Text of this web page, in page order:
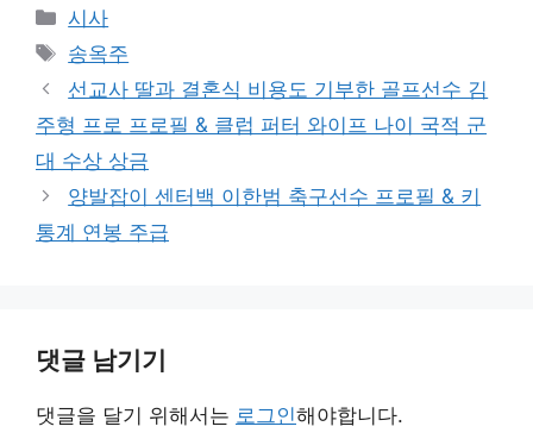
카
테
리
시사
태
그
송옥주
선교사 딸과 결혼식 비용도 기부한 골프선수 김
주형 프로 프로필 & 클럽 퍼터 와이프 나이 국적 군
대 수상 상금
양발잡이 센터백 이한범 축구선수 프로필 & 키
통계 연봉 주급
댓글 남기기
댓글을 달기 위해서는 로그인해야합니다.